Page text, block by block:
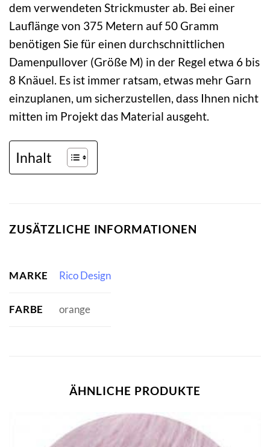
dem verwendeten Strickmuster ab. Bei einer
Lauflänge von 375 Metern auf 50 Gramm
benötigen Sie für einen durchschnittlichen
Damenpullover (Größe M) in der Regel etwa 6 bis
8 Knäuel. Es ist immer ratsam, etwas mehr Garn
einzuplanen, um sicherzustellen, dass Ihnen nicht
mitten im Projekt das Material ausgeht.
Inhalt
ZUSÄTZLICHE INFORMATIONEN
MARKE Rico Design
FARBE orange
ÄHNLICHE PRODUKTE